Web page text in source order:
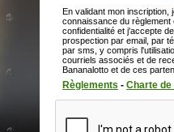
En validant mon inscription,
connaissance du règlement et de la
confidentialité et j'accepte
prospection par email, par téléphone, par courrier postal,
par sms, y compris
courriels associés et de
Bananalotto et de ces
Règlements -Charte
2 bons
0,01 €
1 bon